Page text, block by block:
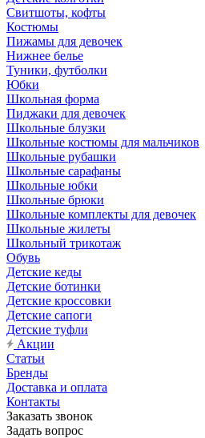
Свитшоты, кофты
Костюмы
Пижамы для девочек
Нижнее белье
Туники, футболки
Юбки
Школьная форма
Пиджаки для девочек
Школьные блузки
Школьные костюмы для мальчиков
Школьные рубашки
Школьные сарафаны
Школьные юбки
Школьные брюки
Школьные комплекты для девочек
Школьные жилеты
Школьный трикотаж
Обувь
Детские кеды
Детские ботинки
Детские кроссовки
Детские сапоги
Детские туфли
Акции
Статьи
Бренды
Доставка и оплата
Контакты
Заказать звонок
Задать вопрос